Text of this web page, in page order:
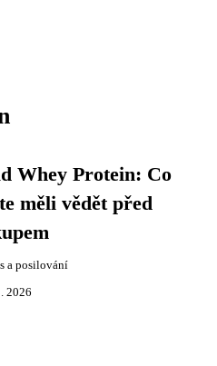
Whey Protein: Co
měli vědět před
a posilování
2026